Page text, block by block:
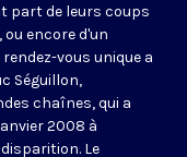
part de leurs coups
encore d'un
vous unique a
Séguillon,
chaînes, qui a
2008 à
Le